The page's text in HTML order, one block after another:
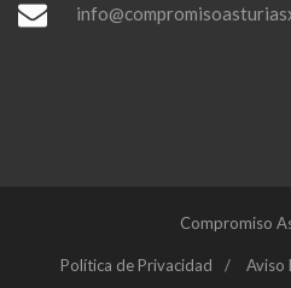
Compromiso
Política de Privacidad Aviso